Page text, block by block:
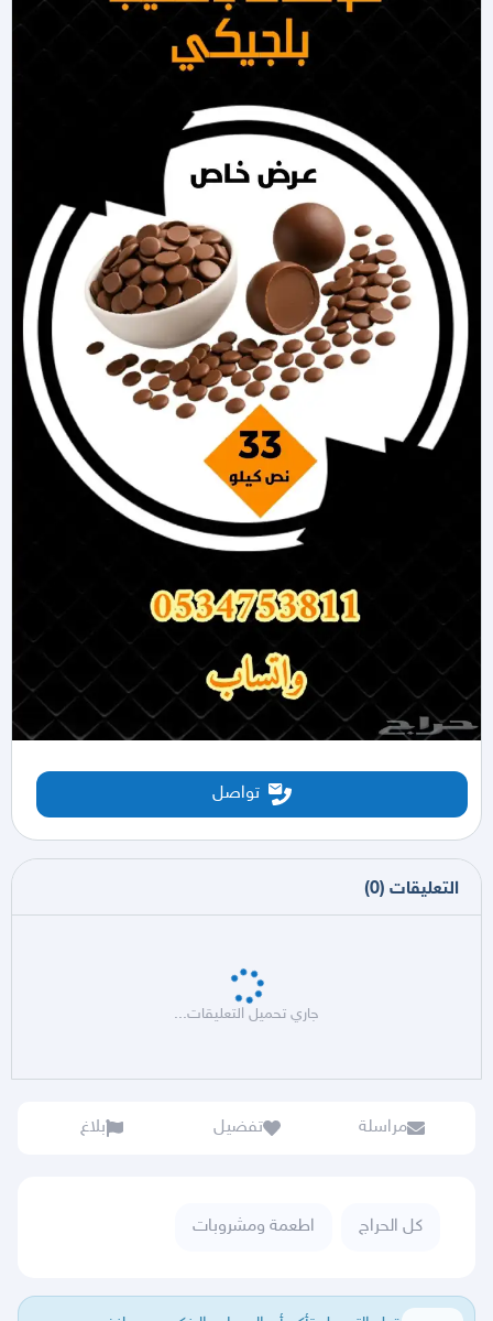
تواصل
التعليقات (
0
)
جاري تحميل التعليقات...
مراسلة تفضيل بلاغ
كل الحراج اطعمة ومشروبات